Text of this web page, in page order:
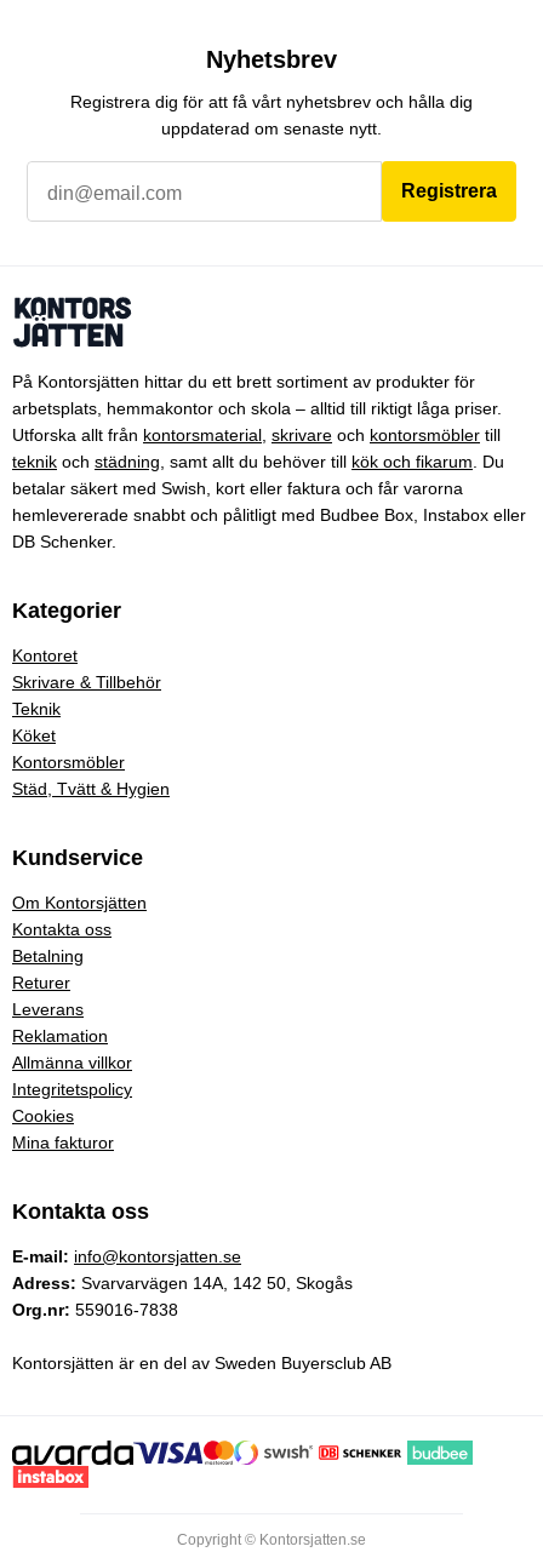
Nyhetsbrev
Registrera dig för att få vårt nyhetsbrev och hålla dig
uppdaterad om senaste nytt.
Registrera
På Kontorsjätten hittar du ett brett sortiment av produkter för
arbetsplats, hemmakontor och skola – alltid till riktigt låga priser.
Utforska allt från kontorsmaterial skrivare och kontorsmöbler till
teknik och städning , samt allt du behöver till kök och fikarum . Du
betalar säkert med Swish, kort eller faktura och får varorna
hemlevererade snabbt och pålitligt med Budbee Box, Instabox eller
DB Schenker.
Kategorier
Kontoret
Skrivare & Tillbehör
Teknik
Köket
Kontorsmöbler
Städ, Tvätt & Hygien
Kundservice
Om Kontorsjätten
Kontakta oss
Betalning
Returer
Leverans
Reklamation
Allmänna villkor
Integritetspolicy
Cookies
Mina fakturor
Kontakta oss
E-mail: info@kontorsjatten.se
Adress: Svarvarvägen 14A, 142 50, Skogås
Org.nr: 559016-7838
Kontorsjätten är en del av Sweden Buyersclub AB
Copyright © Kontorsjatten.se